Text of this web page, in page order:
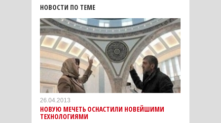
НОВОСТИ ПО ТЕМЕ
26.04.2013
НОВУЮ МЕЧЕТЬ ОСНАСТИЛИ НОВЕЙШИМИ
ТЕХНОЛОГИЯМИ